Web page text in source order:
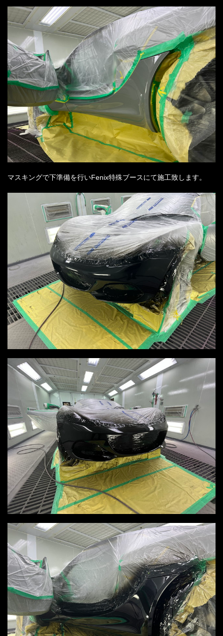
マスキングで下準備を行いFenix特殊ブースにて施工致します。